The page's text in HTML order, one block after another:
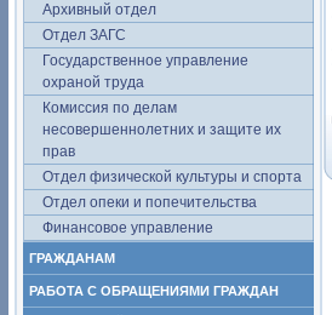
Архивный отдел
Отдел ЗАГС
Государственное управление
охраной труда
Комиссия по делам
несовершеннолетних и защите их
прав
Отдел физической культуры и спорта
Отдел опеки и попечительства
Финансовое управление
ГРАЖДАНАМ
РАБОТА С ОБРАЩЕНИЯМИ ГРАЖДАН